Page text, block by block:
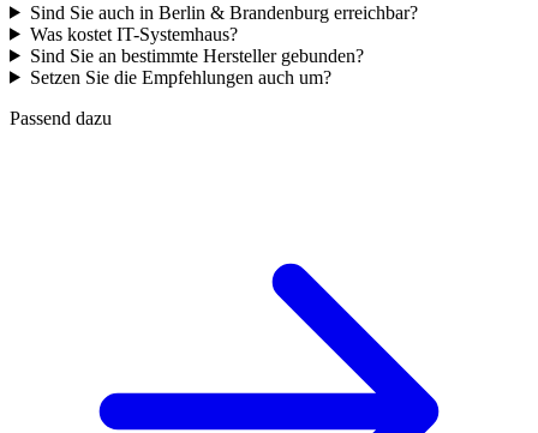
Sind Sie auch in Berlin & Brandenburg erreichbar?
Was kostet IT-Systemhaus?
Sind Sie an bestimmte Hersteller gebunden?
Setzen Sie die Empfehlungen auch um?
Passend dazu